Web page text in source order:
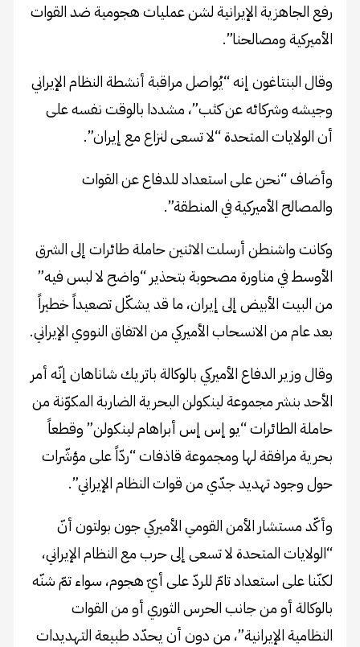
رفع الجاهزية الإيرانية لشن عمليات هجومية ضد القوات
الأميركية ومصالحنا”.
وقال البنتاغون إنه “يُواصل مراقبة أنشطة النظام الإيراني
وجيشه وشركائه عن كثب”، مشددا بالوقت نفسه على
أن الولايات المتحدة “لا تسعى لنزاع مع إيران”.
وأضاف “نحن على استعداد للدفاع عن القوات
والمصالح الأميركية في المنطقة”.
وكانت واشنطن أرسلت الاثنين حاملة طائرات إلى الشرق
الأوسط في مناورة مصحوبة بتحذير “واضح لا لبس فيه”
من البيت الأبيض إلى إيران، ما قد يشكّل تصعيداً خطيراً
بعد عام من الانسحاب الأميركي من الاتفاق النووي الإيراني.
وقال وزير الدفاع الأميركي بالوكالة باتريك شاناهان إنّه أمر
الأحد بنشر مجموعة لينكولن البحرية الضاربة المكوّنة من
حاملة الطائرات “يو إس إس أبراهام لينكولن” وقطعاً
بحرية مرافقة لها ومجموعة قاذفات “ردّاً على مؤشّرات
حول وجود تهديد جدّي من قوات النظام الإيراني”.
وأكّد مستشار الأمن القومي الأميركي جون بولتون أنّ
“الولايات المتحدة لا تسعى إلى حرب مع النظام الإيراني،
لكنّنا على استعداد تامّ للردّ على أيّ هجوم، سواء تمّ شنّه
بالوكالة أو من جانب الحرس الثوري أو من القوات
النظامية الإيرانية”، من دون أن يحدّد طبيعة التهديدات